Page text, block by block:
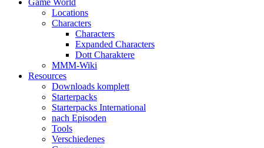
Game World
Locations
Characters
Characters
Expanded Characters
Dott Charaktere
MMM-Wiki
Resources
Downloads komplett
Starterpacks
Starterpacks International
nach Episoden
Tools
Verschiedenes